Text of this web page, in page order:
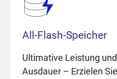
All-Flash-Speicher
Ultimative Leistung
Ausdauer – Erzielen